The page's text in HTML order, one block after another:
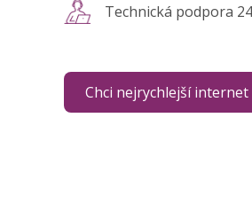
Technická podpora
Chci nejrychlejší internet